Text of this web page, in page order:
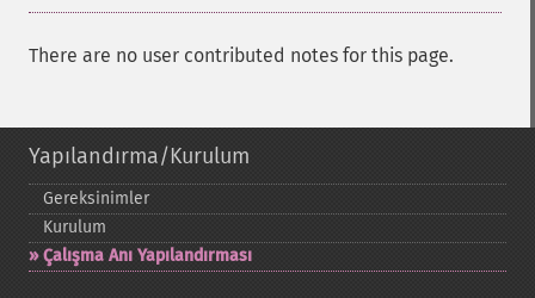
There are no user contributed notes for this page.
Yapılandırma/Kurulum
Gereksinimler
Kurulum
Çalışma Anı Yapılandırması